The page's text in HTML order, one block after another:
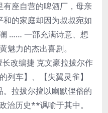
座自营的啤酒厂，母亲
的家庭却因为叔叔宛如
…… 一部充满诗意、想
魅力的杰出喜剧。
改编捷 克文豪拉拔尔作
列车】、【失翼灵雀】
拉拔尔擅以幽默俚俗的
治历史**讽喻于其中。